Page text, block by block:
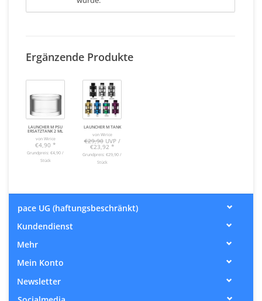
Ergänzende Produkte
LAUNCHER M PSU
ERSATZTANK 2 ML
von Wirice
€4,90 *
Grundpreis: €4,90 /
Stück
LAUNCHER M TANK
von Wirice
€29,90 UVP /
€23,92 *
Grundpreis: €29,90 /
Stück
pace UG (haftungsbeschränkt)
Kundendienst
Mehr
Mein Konto
Newsletter